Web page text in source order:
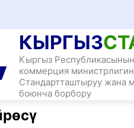
КЫРГЫЗ
Кыргыз
коммерция
Стандартташтыруу жана
боюнча борбору